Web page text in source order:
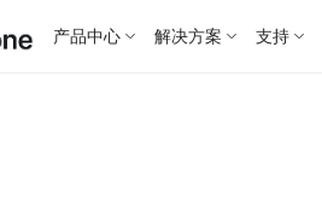
产品中心 解决方案 支持